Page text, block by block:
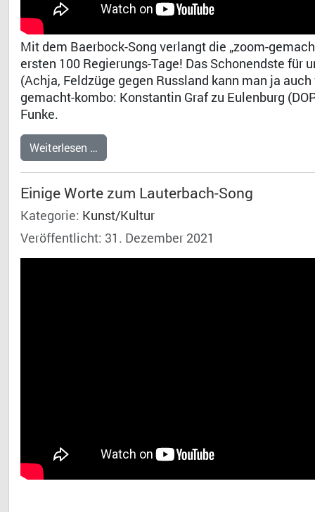
Mit dem Baerbock-Song verlangt die „zoom-
ersten 100 Regierungs-Tage! Das Schonendste
(Achja, Feldzüge gegen Russland kann man ja
gemacht-kombo: Konstantin Graf zu Eulenburg
Funke.
Weiterlesen …
Einige Worte zum Lauterbach-Song
Kategorie: Kunst/Kultur
Veröffentlicht: 31. Dezember 2021